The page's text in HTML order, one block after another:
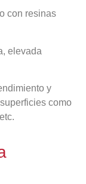
con resinas
elevada
y
como